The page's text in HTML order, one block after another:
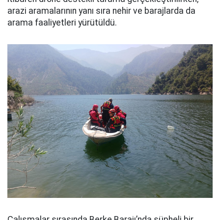
arazi aramalarının yanı sıra nehir ve barajlarda da
arama faaliyetleri yürütüldü.